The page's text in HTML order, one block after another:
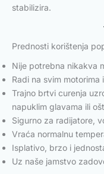
stabilizira.
Prednosti korištenja
Nije potrebna nikakva
Radi na svim
Trajno brtvi curenja
napuklim glavama ili
Sigurno za radijatore,
Vraća normalnu
Isplativo, brzo i
Uz naše jamstvo